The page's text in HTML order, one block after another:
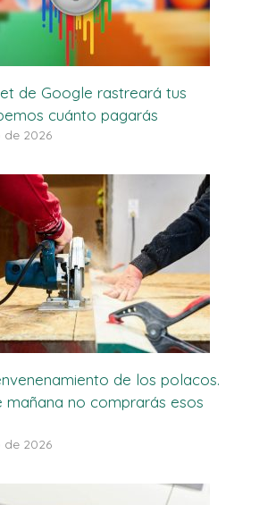
de Google rastreará tus
cuánto pagarás
de 2026
de los polacos.
mañana no comprarás esos
de 2026